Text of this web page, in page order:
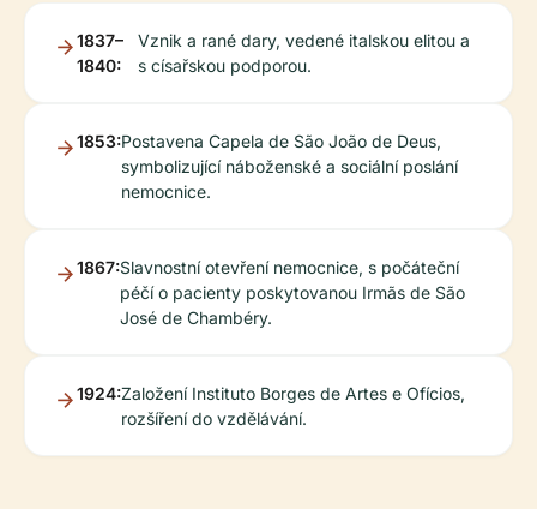
1837–
1840:
Vznik a rané dary, vedené italskou elitou a
s císařskou podporou.
1853:Postavena Capela de São João de Deus,
symbolizující náboženské a sociální poslání
nemocnice.
1867:Slavnostní otevření nemocnice, s počáteční
péčí o pacienty poskytovanou Irmãs de São
José de Chambéry.
1924:Založení Instituto Borges de Artes e Ofícios,
rozšíření do vzdělávání.